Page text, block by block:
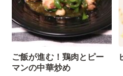
ご飯が進む！鶏肉とピー
マンの中華炒め